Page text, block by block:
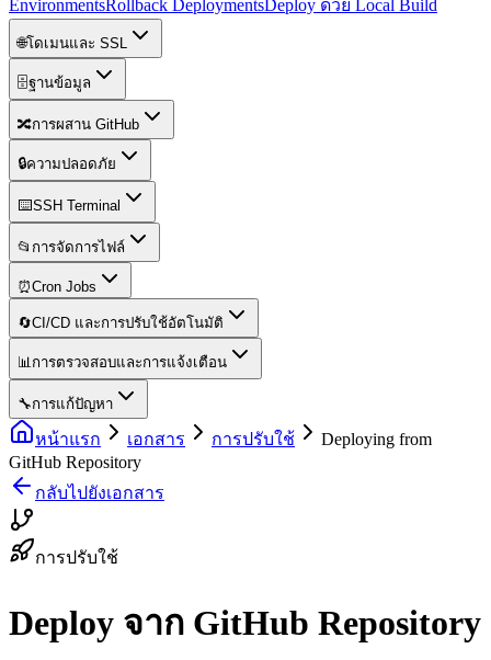
EnvironmentsRollback Deployments Deploy ด้วย Local Build
🌐โดเมนและ SSL
🗄️ฐานข้อมูล
🔀การผสาน GitHub
🔒ความปลอดภัย
⌨️SSH Terminal
📂 การจัดการไฟล์
⏰Cron Jobs
🔄CI/CD และการปรับใช้อัตโนมัติ
📊การตรวจสอบและการแจ้งเตือน
🔧การแก้ปัญหา
หน้าแรก เอกสาร การปรับใช้
Deploying from
GitHub Repository
กลับไปยังเอกสาร
การปรับใช้
Deploy จาก GitHub Repository